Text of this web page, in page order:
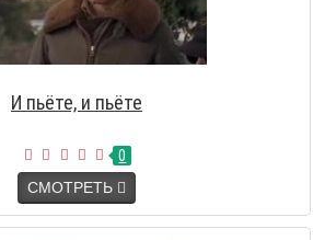
И пьёте, и пьёте
0
СМОТРЕТЬ